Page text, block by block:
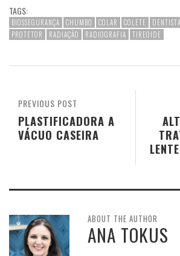
TAGS:
BIOSSEGURANÇA CHUMBO COLAR COLETE DENTISTA
PROTETOR
RADIAÇÃO RADIOGRAFIA TIREOIDE
PREVIOUS POST
PLASTIFICADORA A
VÁCUO CASEIRA
ABOUT THE AUTHOR
ANA TOKUS